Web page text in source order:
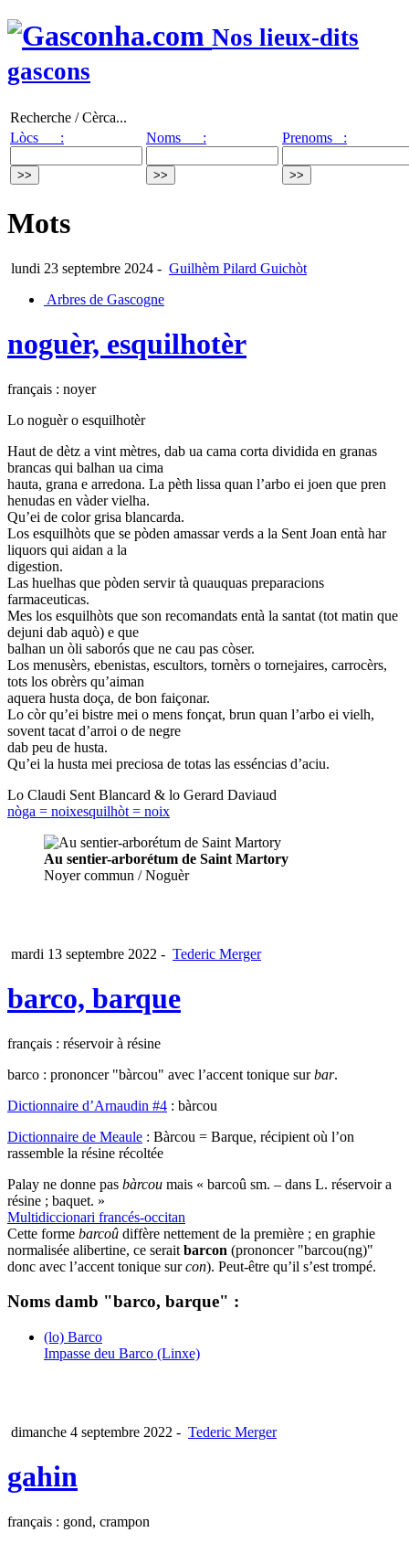
Nos lieux-dits
gascons
Recherche / Cèrca...
Lòcs :
Noms : Prenoms :
Mots
lundi 23 septembre 2024 - Guilhèm Pilard Guichòt
Arbres de Gascogne
noguèr, esquilhotèr
français : noyer
Lo noguèr o esquilhotèr
Haut de dètz a vint mètres, dab ua cama corta dividida en granas
brancas qui balhan ua cima
hauta, grana e arredona. La pèth lissa quan l’arbo ei joen que pren
henudas en vàder vielha.
Qu’ei de color grisa blancarda.
Los esquilhòts que se pòden amassar verds a la Sent Joan entà har
liquors qui aidan a la
digestion.
Las huelhas que pòden servir tà quauquas preparacions
farmaceuticas.
Mes los esquilhòts que son recomandats entà la santat (tot matin que
dejuni dab aquò) e que
balhan un òli saborós que ne cau pas còser.
Los menusèrs, ebenistas, escultors, tornèrs o tornejaires, carrocèrs,
tots los obrèrs qu’aiman
aquera husta doça, de bon faiçonar.
Lo còr qu’ei bistre mei o mens fonçat, brun quan l’arbo ei vielh,
sovent tacat d’arroi o de negre
dab peu de husta.
Qu’ei la husta mei preciosa de totas las esséncias d’aciu.
Lo Claudi Sent Blancard & lo Gerard Daviaud
nòga = noixesquilhòt = noix
Au sentier-arborétum de Saint Martory
Noyer commun / Noguèr
mardi 13 septembre 2022 - Tederic Merger
barco, barque
français : réservoir à résine
barco : prononcer "bàrcou" avec l’accent tonique surbar.
Dictionnaire d’Arnaudin #4 : bàrcou
Dictionnaire de Meaule : Bàrcou = Barque, récipient où l’on
rassemble la résine récoltée
Palay ne donne pas bàrcou mais « barcoû sm. – dans L. réservoir a
résine ; baquet. »
Multidiccionari francés-occitan
Cette forme barcoû diffère nettement de la première ; en graphie
normalisée alibertine, ce serait barcon (prononcer "barcou(ng)"
donc avec l’accent tonique surcon). Peut-être qu’il s’est trompé.
Noms damb "barco, barque" :
(lo) Barco
Impasse deu Barco (Linxe)
dimanche 4 septembre 2022 - Tederic Merger
gahin
français : gond, crampon